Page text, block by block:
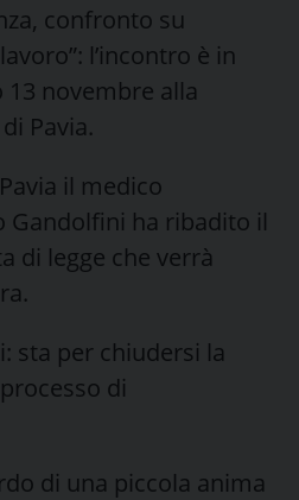
confronto su
l’incontro è in
novembre alla
Pavia.
il medico
Gandolfini ha ribadito il
di legge che verrà
sta per chiudersi la
di
di una piccola anima